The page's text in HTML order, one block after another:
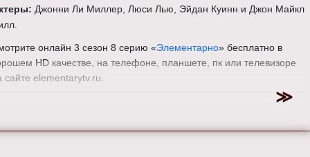
Джонни Ли Миллер, Люси Лью, Эйдан Куинн и Джон Майкл
онлайн 3 сезон 8 серию «Элементарно» бесплатно в
HD качестве, на телефоне, планшете, пк или телевизоре
сайте elementarytv.ru.